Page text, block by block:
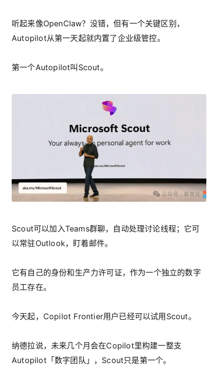
听起来像OpenClaw？没错，但有一个关键区别，
Autopilot从第一天起就内置了企业级管控。
第一个Autopilot叫Scout。
Scout可以加入Teams群聊，自动处理讨论线程；它可
以常驻Outlook，盯着邮件。
它有自己的身份和生产力许可证，作为一个独立的数字
员工存在。
今天起，Copilot Frontier用户已经可以试用Scout。
纳德拉说，未来几个月会在Copilot里构建一整支
Autopilot「数字团队」，Scout只是第一个。